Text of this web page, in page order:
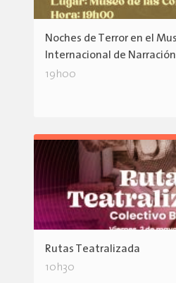
Noches de Terror en el
Internacional de
19h00
Rutas Teatralizada
10h30